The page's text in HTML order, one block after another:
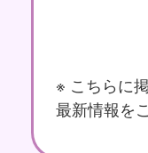
※ こちらに
最新情報を